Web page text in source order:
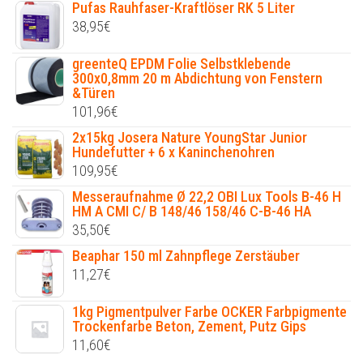
Pufas Rauhfaser-Kraftlöser RK 5 Liter
38,95€
greenteQ EPDM Folie Selbstklebende
300x0,8mm 20 m Abdichtung von Fenstern
&Türen
101,96€
2x15kg Josera Nature YoungStar Junior
Hundefutter + 6 x Kaninchenohren
109,95€
Messeraufnahme Ø 22,2 OBI Lux Tools B-46 H
HM A CMI C/ B 148/46 158/46 C-B-46 HA
35,50€
Beaphar 150 ml Zahnpflege Zerstäuber
11,27€
1kg Pigmentpulver Farbe OCKER Farbpigmente
Trockenfarbe Beton, Zement, Putz Gips
11,60€